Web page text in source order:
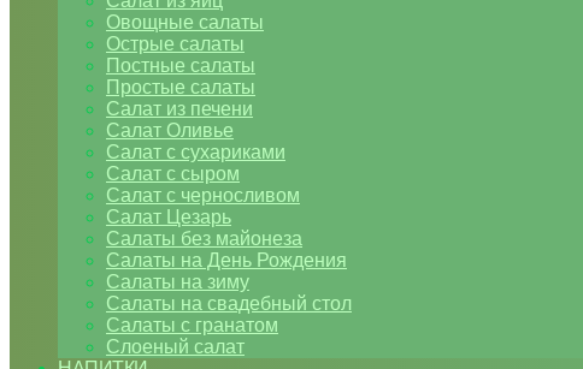
Овощные салаты
Острые салаты
Постные салаты
Простые салаты
Салат из печени
Салат Оливье
Салат с сухариками
Салат с сыром
Салат с черносливом
Салат Цезарь
Салаты без майонеза
Салаты на День Рождения
Салаты на зиму
Салаты на свадебный стол
Салаты с гранатом
Слоеный салат